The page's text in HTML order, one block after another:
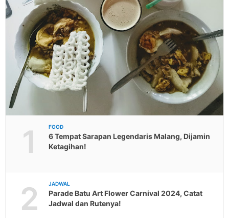
1 FOOD
6 Tempat Sarapan Legendaris Malang, Dijamin
Ketagihan!
2 JADWAL
Parade Batu Art Flower Carnival 2024, Catat
Jadwal dan Rutenya!